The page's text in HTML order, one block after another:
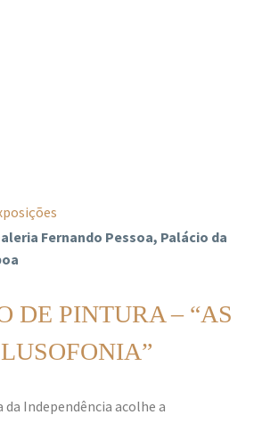
Fernando Pessoa, Palácio da
DE PINTURA – “AS
da Independência acolhe a